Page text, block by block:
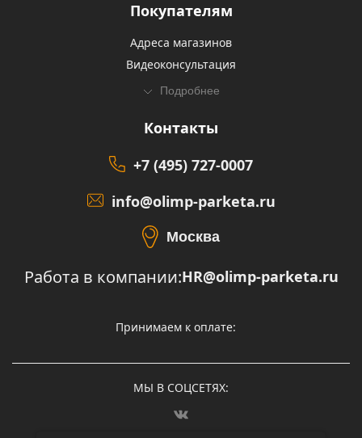
Покупателям
Адреса магазинов
Видеоконсультация
Подробнее
Контакты
+7 (495) 727-0007
info@olimp-parketa.ru
Москва
Работа в компании:HR@olimp-parketa.ru
Принимаем к оплате:
МЫ В СОЦСЕТЯХ: